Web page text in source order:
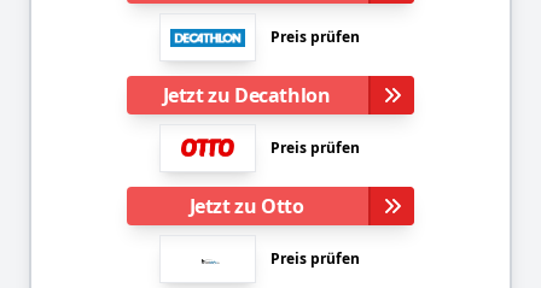
Preis prüfen
Jetzt zu Decathlon
Preis prüfen
Jetzt zu Otto
Preis prüfen